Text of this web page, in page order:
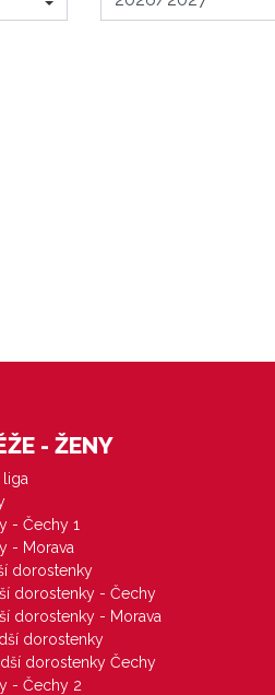
- ŽENY
liga
- Čechy 1
- Morava
dorostenky
dorostenky - Čechy
dorostenky - Morava
dorostenky
dorostenky Čechy
- Čechy 2